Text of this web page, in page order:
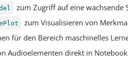
zum Zugriff auf eine
zum Visualisieren von
für den Bereich maschinelles
Audioelementen direkt in